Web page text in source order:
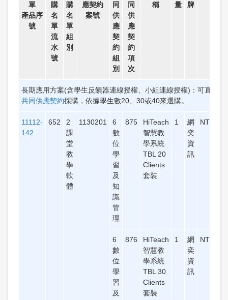
單
產品序
號
購
名
單
流
水
號
購
名
單
組
別
應契約
案號
同
供
應
契
約
組
別
同
供
應
契
約
項
次
稱 量 牌
長期應用方案(含學生反饋器連線授權、小組連線授權)：可直接
共同供應契約採購，依據學生數20、30或40來選購。
11112-
142
652
2
課
堂
教
學
軟
體
1130201
6
數
位
學
習
及
知
識
管
理
875
HiTeach
智慧教
學系統
TBL 20
Clients
套裝
1
網
奕
資
訊
6
數
位
學
習
及
876
HiTeach
智慧教
學系統
TBL 30
Clients
套裝
1
網
奕
資
訊